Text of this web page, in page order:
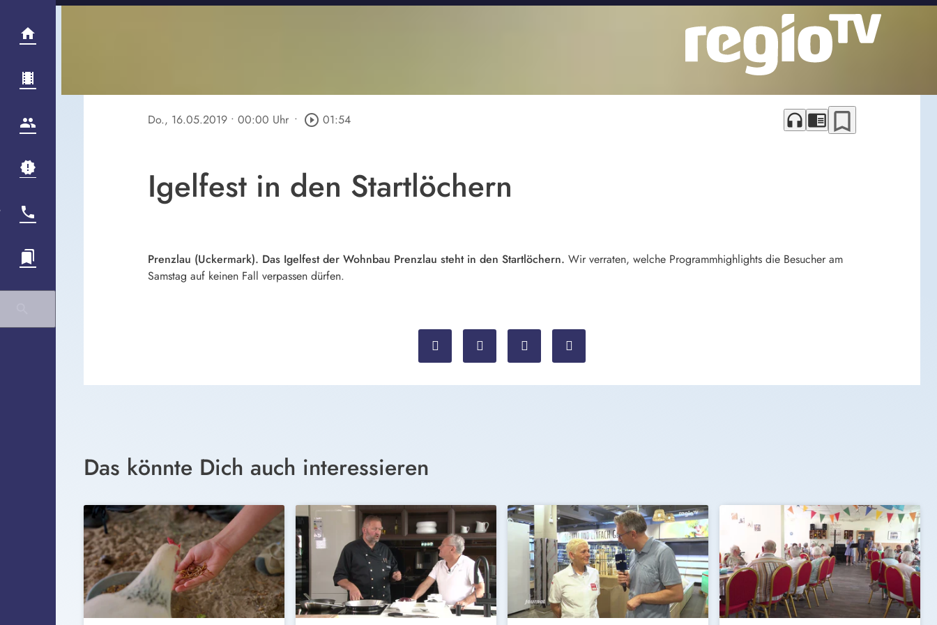
Do., 16.05.2019 • 00:00 Uhr • play_circle_outline 01:54 headphones chrome_reader_mode bookmark_border
Igelfest in den Startlöchern
Prenzlau (Uckermark). Das Igelfest der Wohnbau Prenzlau steht in den Startlöchern. Wir verraten, welche Programmhighlights die Besucher am
Samstag auf keinen Fall verpassen dürfen.
Das könnte Dich auch interessieren